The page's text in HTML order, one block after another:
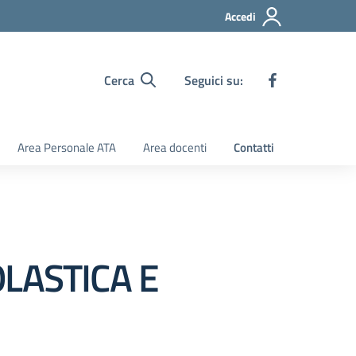
Accedi
Cerca Seguici su:
Area Personale ATA Area docenti Contatti
E